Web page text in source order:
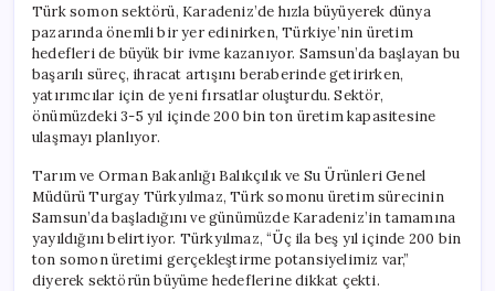
Yılda
200
Bin
Ton
Üretim
Hedefi
için
Türk somon sektörü, Karadeniz’de hızla büyüyerek dünya
pazarında önemli bir yer edinirken, Türkiye’nin üretim
hedefleri de büyük bir ivme kazanıyor. Samsun’da başlayan bu
başarılı süreç, ihracat artışını beraberinde getirirken,
yatırımcılar için de yeni fırsatlar oluşturdu. Sektör,
önümüzdeki 3-5 yıl içinde 200 bin ton üretim kapasitesine
ulaşmayı planlıyor.
Tarım ve Orman Bakanlığı Balıkçılık ve Su Ürünleri Genel
Müdürü Turgay Türkyılmaz, Türk somonu üretim sürecinin
Samsun’da başladığını ve günümüzde Karadeniz’in tamamına
yayıldığını belirtiyor. Türkyılmaz, “Üç ila beş yıl içinde 200 bin
ton somon üretimi gerçekleştirme potansiyelimiz var,”
diyerek sektörün büyüme hedeflerine dikkat çekti.